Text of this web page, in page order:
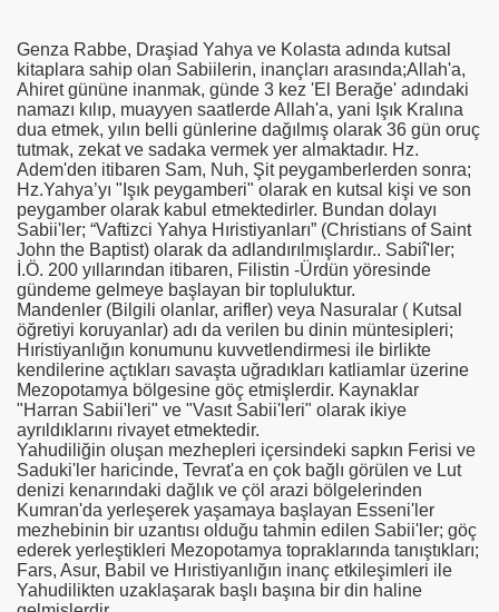
Genza Rabbe, Draşiad Yahya ve Kolasta adında kutsal
kitaplara sahip olan Sabiilerin, inançları arasında;Allah'a,
Ahiret gününe inanmak, günde 3 kez 'El Berağe' adındaki
namazı kılıp, muayyen saatlerde Allah'a, yani Işık Kralına
dua etmek, yılın belli günlerine dağılmış olarak 36 gün oruç
tutmak, zekat ve sadaka vermek yer almaktadır. Hz.
Adem'den itibaren Sam, Nuh, Şit peygamberlerden sonra;
Hz.Yahya’yı "Işık peygamberi" olarak en kutsal kişi ve son
peygamber olarak kabul etmektedirler. Bundan dolayı
Sabii'ler; “Vaftizci Yahya Hıristiyanları” (Christians of Saint
John the Baptist) olarak da adlandırılmışlardır.. Sabiî'ler;
İ.Ö. 200 yıllarından itibaren, Filistin -Ürdün yöresinde
gündeme gelmeye başlayan bir topluluktur.
Mandenler (Bilgili olanlar, arifler) veya Nasuralar ( Kutsal
öğretiyi koruyanlar) adı da verilen bu dinin müntesipleri;
Hıristiyanlığın konumunu kuvvetlendirmesi ile birlikte
kendilerine açtıkları savaşta uğradıkları katliamlar üzerine
Mezopotamya bölgesine göç etmişlerdir. Kaynaklar
"Harran Sabii'leri" ve "Vasıt Sabii'leri" olarak ikiye
ayrıldıklarını rivayet etmektedir.
Yahudiliğin oluşan mezhepleri içersindeki sapkın Ferisi ve
Saduki'ler haricinde, Tevrat'a en çok bağlı görülen ve Lut
denizi kenarındaki dağlık ve çöl arazi bölgelerinden
Kumran'da yerleşerek yaşamaya başlayan Esseni'ler
mezhebinin bir uzantısı olduğu tahmin edilen Sabii'ler; göç
ederek yerleştikleri Mezopotamya topraklarında tanıştıkları;
Fars, Asur, Babil ve Hıristiyanlığın inanç etkileşimleri ile
Yahudilikten uzaklaşarak başlı başına bir din haline
KARŞILAŞMA KISSALARI